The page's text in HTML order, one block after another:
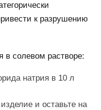
к разрушению
в солевом растворе:
натрия в 10 л
и оставьте на